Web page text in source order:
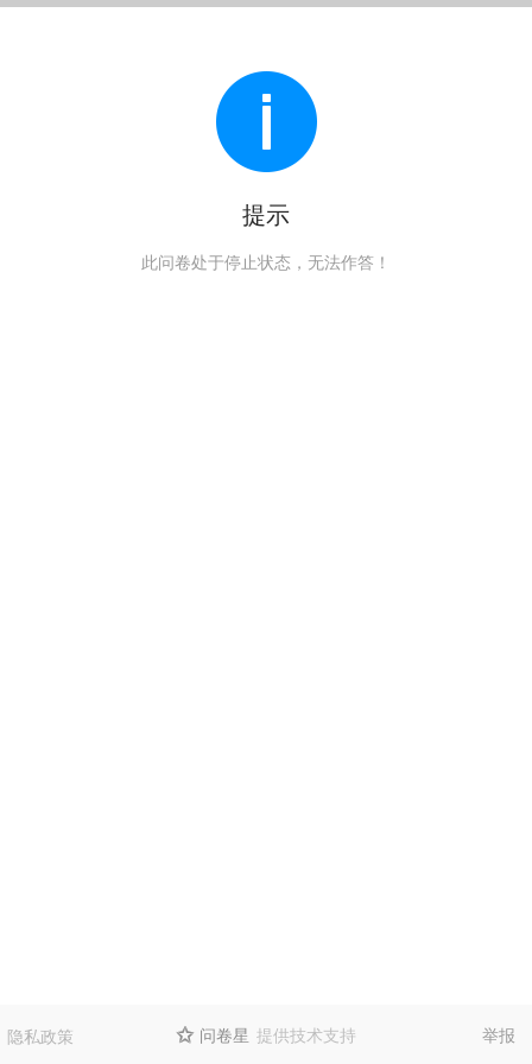
提示
此问卷处于停止状态，无法作答！
隐私政策  问卷星 提供技术支持 举报